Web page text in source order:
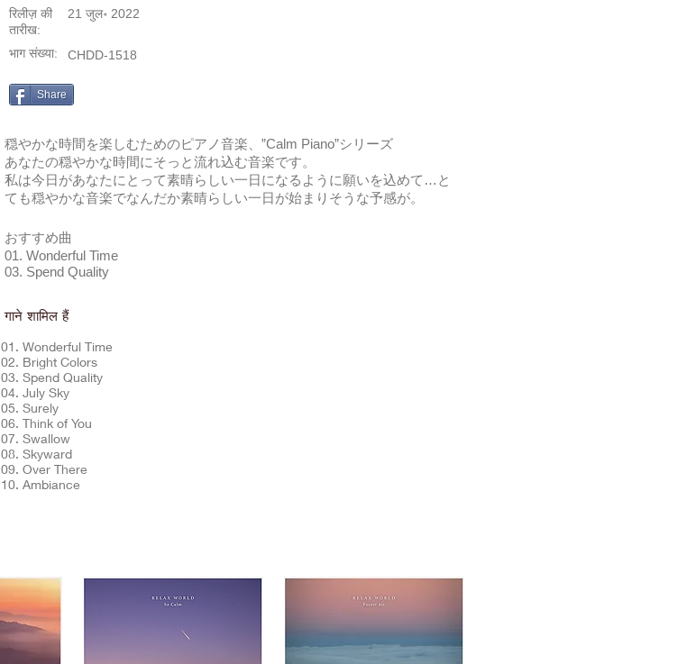
21 जुल॰ 2022
रिलीज़ की
तारीख:
भाग संख्या:
CHDD-1518
Share
穏やかな時間を楽しむためのピアノ音楽、”Calm Piano”シリーズ
あなたの穏やかな時間にそっと流れ込む音楽です。
私は今日があなたにとって素晴らしい一日になるように願いを込めて…と
ても穏やかな音楽でなんだか素晴らしい一日が始まりそうな予感が。
おすすめ曲
01. Wonderful Time
03. Spend Quality
गाने शामिल हैं
01. Wonderful Time
02. Bright Colors
03. Spend Quality
04. July Sky
05. Surely
06. Think of You
07. Swallow
08. Skyward
09. Over There
10. Ambiance